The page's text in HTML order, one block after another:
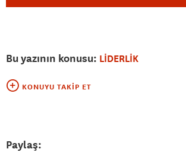
Bu yazının konusu: LİDERLİK
KONUYU TAKIP ET
Paylaş: